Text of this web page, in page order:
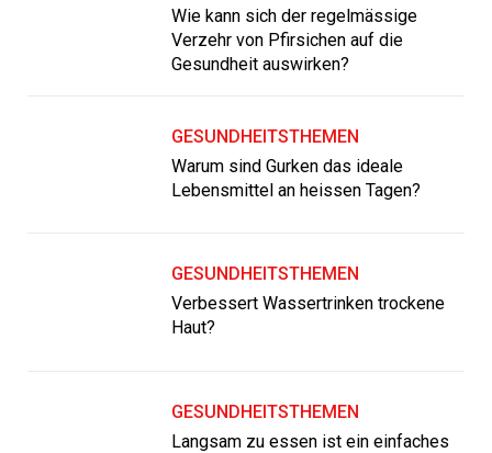
Wie kann sich der regelmässige
Verzehr von Pfirsichen auf die
Gesundheit auswirken?
GESUNDHEITSTHEMEN
Warum sind Gurken das ideale
Lebensmittel an heissen Tagen?
GESUNDHEITSTHEMEN
Verbessert Wassertrinken trockene
Haut?
GESUNDHEITSTHEMEN
Langsam zu essen ist ein einfaches